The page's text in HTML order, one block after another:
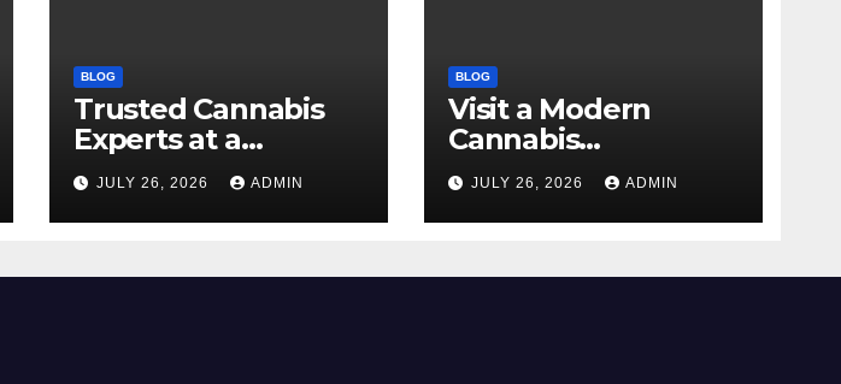
BLOG
Trusted Cannabis
Experts at a
Dispensary Near Me
JULY 26, 2026 ADMIN
BLOG
Visit a Modern
Cannabis
Dispensary for
Wellness
JULY 26, 2026 ADMIN